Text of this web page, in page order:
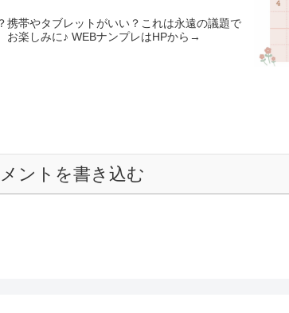
帯やタブレットがいい？これは永遠の議題で
しょうか…? 答えは次回のポスト時に発表します。お楽しみに♪ WEBナンプレはHPから→
ントを書き込む